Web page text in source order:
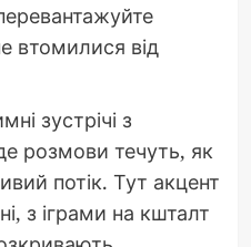
втомилися від
зустрічі з
розмови течуть, як
потік. Тут акцент
з іграми на кшталт